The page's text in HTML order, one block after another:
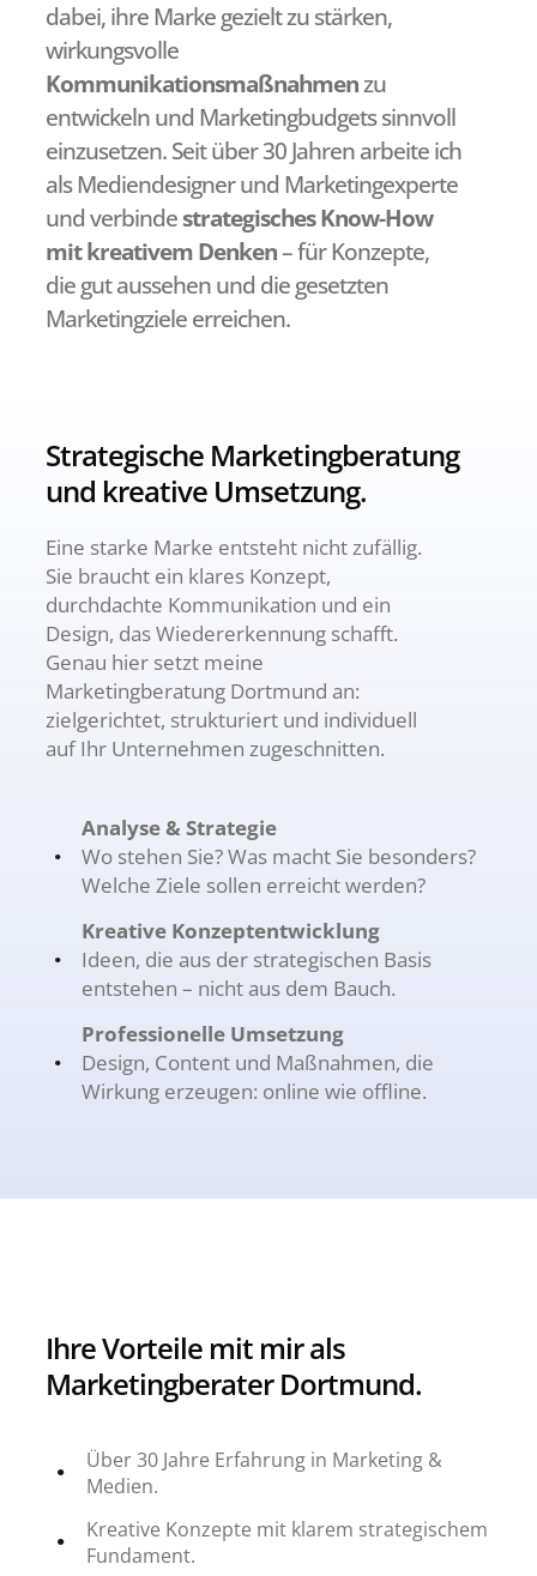
dabei, ihre Marke gezielt zu stärken,
wirkungsvolle
Kommunikationsmaßnahmenzu
entwickeln und Marketingbudgets sinnvoll
einzusetzen. Seit über 30 Jahren arbeite ich
als Mediendesigner und Marketingexperte
und verbindestrategisches Know-How
mit kreativem Denken– für Konzepte,
die gut aussehen und die gesetzten
Marketingziele erreichen.
Strategische Marketingberatung
und kreative Umsetzung.
Eine starke Marke entsteht nicht zufällig.
Sie braucht ein klares Konzept,
durchdachte Kommunikation und ein
Design, das Wiedererkennung schafft.
Genau hier setzt meine
Marketingberatung Dortmund an:
zielgerichtet, strukturiert und individuell
auf Ihr Unternehmen zugeschnitten.
Analyse & Strategie
Wo stehen Sie? Was macht Sie besonders?
Welche Ziele sollen erreicht werden?
Kreative Konzeptentwicklung
Ideen, die aus der strategischen Basis
entstehen – nicht aus dem Bauch.
Professionelle Umsetzung
Design, Content und Maßnahmen, die
Wirkung erzeugen: online wie offline.
Ihre Vorteile mit mir als
Marketingberater Dortmund.
Über 30 Jahre Erfahrung in Marketing &
Medien.
Kreative Konzepte mit klarem strategischem
Fundament.